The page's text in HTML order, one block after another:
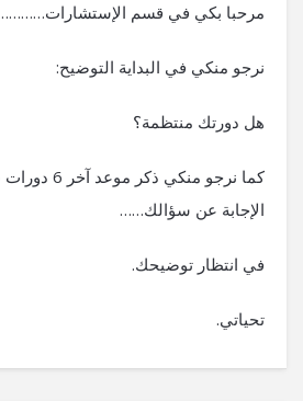
مرحبا بكي في قسم
نرجو منكي في البداية التوضيح:
هل دورتك منتظمة؟
كما نرجو
الإجابة عن سؤالك……
في انتظار توضيحك.
تحياتي.